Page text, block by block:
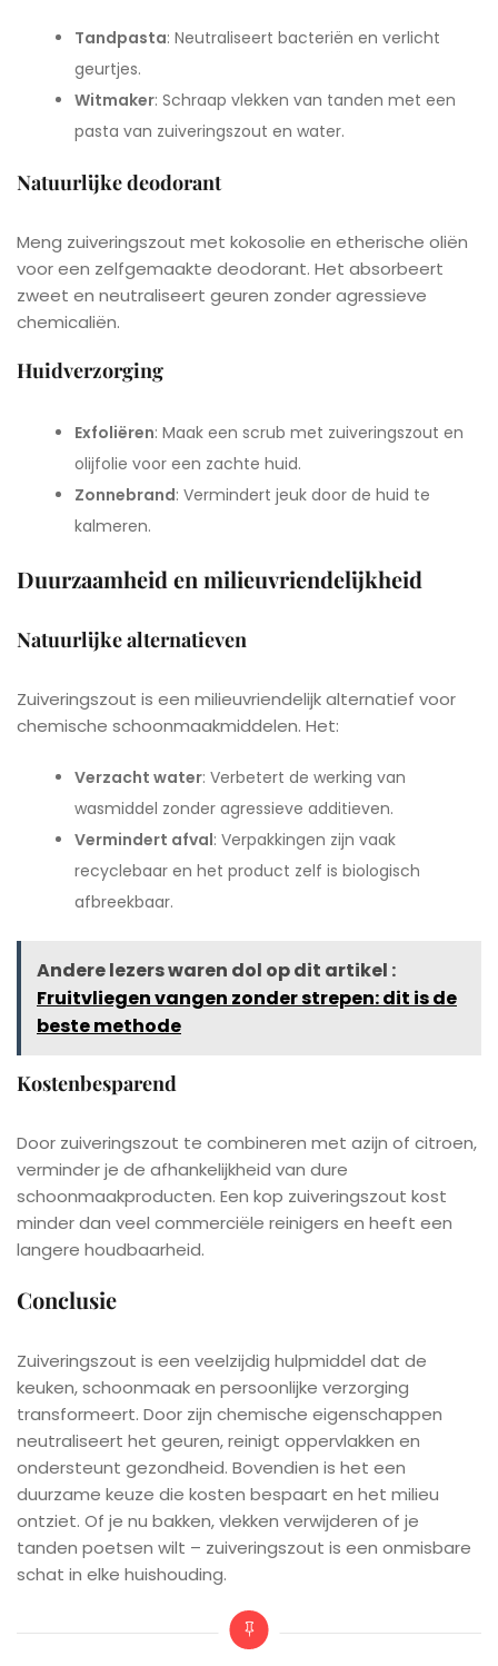
Tandpasta: Neutraliseert bacteriën en verlicht
geurtjes.
Witmaker: Schraap vlekken van tanden met een
pasta van zuiveringszout en water.
Natuurlijke deodorant
Meng zuiveringszout met kokosolie en etherische oliën
voor een zelfgemaakte deodorant. Het absorbeert
zweet en neutraliseert geuren zonder agressieve
chemicaliën.
Huidverzorging
Exfoliëren: Maak een scrub met zuiveringszout en
olijfolie voor een zachte huid.
Zonnebrand: Vermindert jeuk door de huid te
kalmeren.
Duurzaamheid en milieuvriendelijkheid
Natuurlijke alternatieven
Zuiveringszout is een milieuvriendelijk alternatief voor
chemische schoonmaakmiddelen. Het:
Verzacht water: Verbetert de werking van
wasmiddel zonder agressieve additieven.
Vermindert afval: Verpakkingen zijn vaak
recyclebaar en het product zelf is biologisch
afbreekbaar.
Andere lezers waren dol op dit artikel :
Fruitvliegen vangen zonder strepen: dit is de
beste methode
Kostenbesparend
Door zuiveringszout te combineren met azijn of citroen,
verminder je de afhankelijkheid van dure
schoonmaakproducten. Een kop zuiveringszout kost
minder dan veel commerciële reinigers en heeft een
langere houdbaarheid.
Conclusie
Zuiveringszout is een veelzijdig hulpmiddel dat de
keuken, schoonmaak en persoonlijke verzorging
transformeert. Door zijn chemische eigenschappen
neutraliseert het geuren, reinigt oppervlakken en
ondersteunt gezondheid. Bovendien is het een
duurzame keuze die kosten bespaart en het milieu
ontziet. Of je nu bakken, vlekken verwijderen of je
tanden poetsen wilt – zuiveringszout is een onmisbare
schat in elke huishouding.